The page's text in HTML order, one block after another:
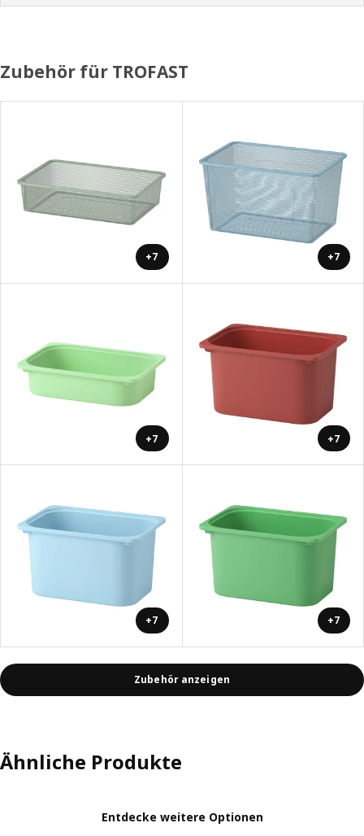
Zubehör für TROFAST
+7 +7
+7 +7
+7 +7
Zubehör anzeigen
Ähnliche Produkte
Entdecke weitere Optionen